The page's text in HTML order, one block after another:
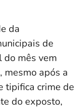
da
de
do mês vem
mesmo após a
tipifica crime de
do exposto,